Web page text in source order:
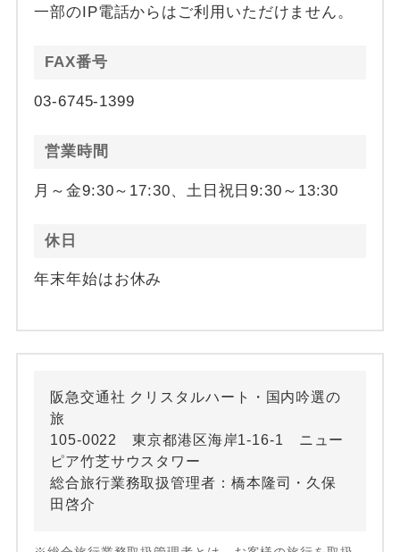
一部のIP電話からはご利用いただけません。
FAX番号
03-6745-1399
営業時間
月～金9:30～17:30、土日祝日9:30～13:30
休日
年末年始はお休み
阪急交通社 クリスタルハート・国内吟選の
旅
105-0022 東京都港区海岸1-16-1 ニュー
ピア竹芝サウスタワー
総合旅行業務取扱管理者：橋本隆司・久保
田啓介